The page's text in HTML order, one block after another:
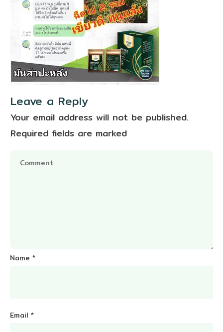
Leave a Reply
Your email address will not be published.
Required fields are marked
Name *
Email *